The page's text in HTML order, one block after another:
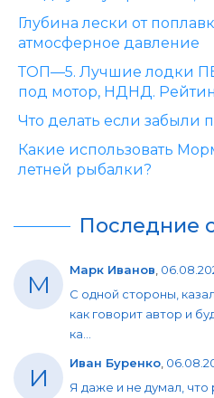
Глубина лески от
атмосферное давление
ТОП—5. Лучшие лодки
под мотор, НДНД.
Что делать если забыли
Какие использовать
летней рыбалки?
Последние
М Марк Иванов,
С одной стороны,
как говорит автор и
ка...
И Иван Буренко,
Я даже и не думал,